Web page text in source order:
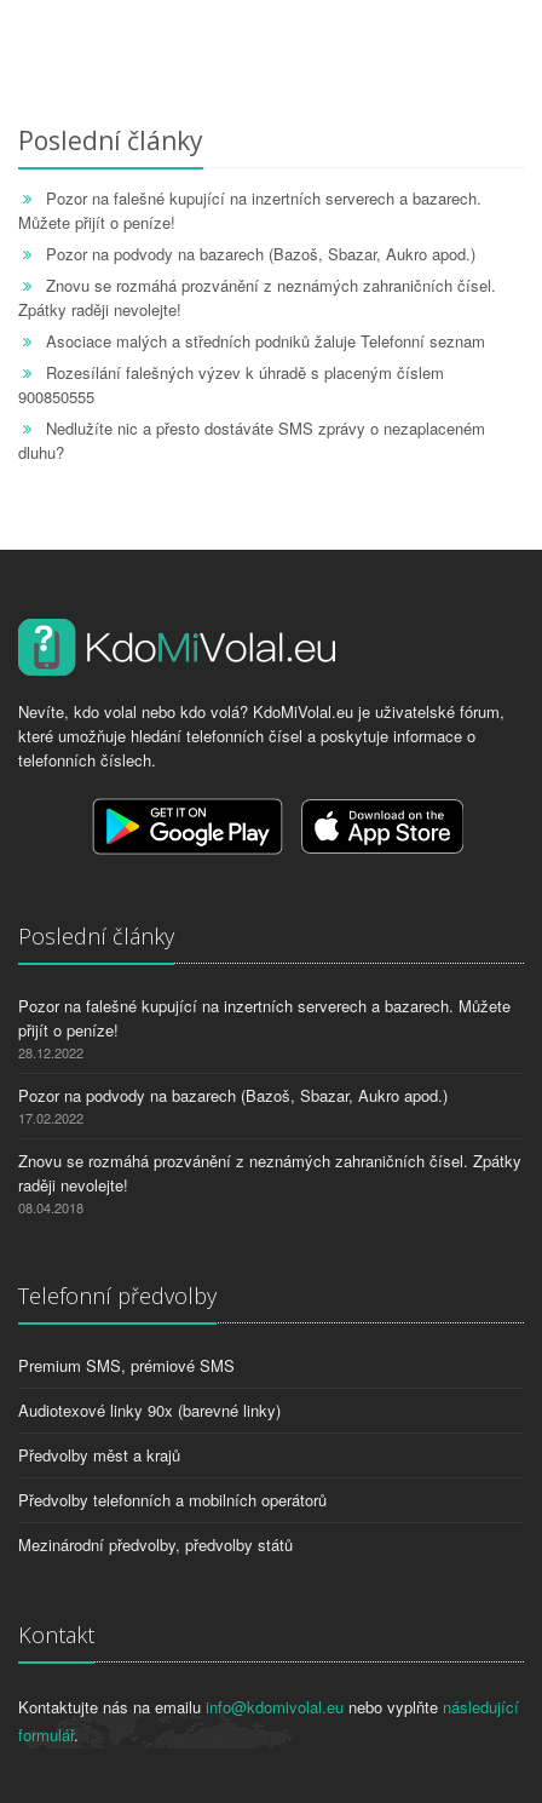
Poslední články
Pozor na falešné kupující na inzertních serverech a bazarech.
Můžete přijít o peníze!
Pozor na podvody na bazarech (Bazoš, Sbazar, Aukro apod.)
Znovu se rozmáhá prozvánění z neznámých zahraničních čísel.
Zpátky raději nevolejte!
Asociace malých a středních podniků žaluje Telefonní seznam
Rozesílání falešných výzev k úhradě s placeným číslem
900850555
Nedlužíte nic a přesto dostáváte SMS zprávy o nezaplaceném
dluhu?
Nevíte, kdo volal nebo kdo volá? KdoMiVolal.eu je uživatelské fórum,
které umožňuje hledání telefonních čísel a poskytuje informace o
telefonních číslech.
Poslední články
Pozor na falešné kupující na inzertních serverech a bazarech. Můžete
přijít o peníze!
28.12.2022
Pozor na podvody na bazarech (Bazoš, Sbazar, Aukro apod.)
17.02.2022
Znovu se rozmáhá prozvánění z neznámých zahraničních čísel. Zpátky
raději nevolejte!
08.04.2018
Telefonní předvolby
Premium SMS, prémiové SMS
Audiotexové linky 90x (barevné linky)
Předvolby měst a krajů
Předvolby telefonních a mobilních operátorů
Mezinárodní předvolby, předvolby států
Kontakt
Kontaktujte nás na emailu info@kdomivolal.eu nebo vyplňte následující
formulář.